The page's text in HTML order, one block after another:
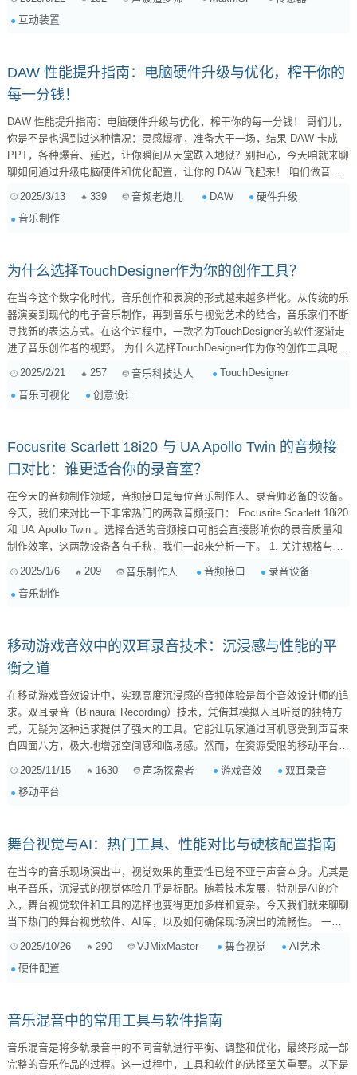
处理框架，希望能帮你高效地标准化输入，并确保Max/MSP稳定、低延迟
地接收与处理。 核心理念：数据预处理管道与抽象层 解决问题的关键在于
互动装置
DAW 性能提升指南：电脑硬件升级与优化，榨干你的
每一分钱！
DAW 性能提升指南：电脑硬件升级与优化，榨干你的每一分钱！ 哥们儿，
你是不是也遇到过这种情况：灵感爆棚，准备大干一场，结果 DAW 卡成
PPT，各种爆音、延迟，让你瞬间从天堂跌入地狱？别担心，今天咱就来聊
聊如何通过升级电脑硬件和优化配置，让你的 DAW 飞起来！ 咱们做音乐
场，创作出更牛逼的作品。但如果这匹马老弱病残，那咱就只能望洋兴叹
了。所以，给 DAW 升级硬件，就像给战马换上更强劲的引擎和更舒适的马
2025/3/13 339 音频老炮儿 DAW
硬件升级
音乐制作
为什么选择TouchDesigner作为你的创作工具？
在当今这个数字化时代，音乐创作和表演的形式越来越多样化。从传统的乐
器演奏到现代的电子音乐制作，再到音乐与视觉艺术的结合，音乐家们不断
寻找新的表达方式。在这个过程中，一款名为TouchDesigner的软件逐渐走
进了音乐创作者的视野。 为什么选择TouchDesigner作为你的创作工具呢？
音乐、视频、动画等多种元素融合在一起，创造出独特的视听体验。对于音
乐创作者来说，这无疑是一个巨大的吸引力。你可以通过TouchDesigner将
2025/2/21 257 音乐科技达人
TouchDesigner
音乐可视化
创意设计
Focusrite Scarlett 18i20 与 UA Apollo Twin 的音频接
口对比：谁更适合你的录音室？
在今天的音频制作领域，音频接口是每位音乐制作人、录音师必备的设备。
今天，我们来对比一下非常热门的两款音频接口： Focusrite Scarlett 18i20
和 UA Apollo Twin 。选择合适的音频接口可能会直接影响你的录音质量和
制作效率，这两款设备各有千秋，我们一起来分析一下。 1. 关注规格与功
能 Focusrite Scarlett 18i20 输入/输出通道 ：拥...
2025/1/6 209 音乐制作人 音频接口
录音设备
音乐制作
移动游戏音效中的双耳录音技术：沉浸感与性能的平
衡之道
在移动游戏音效设计中，实现高度沉浸感的音频体验是每个音效设计师的追
求。双耳录音（Binaural Recording）技术，凭借其模拟人耳听觉的独特方
式，无疑为这种追求提供了强大的工具。它能让玩家通过耳机感受到声音来
自四面八方，极大地增强空间感和临场感。然而，在资源受限的移动平台
音的核心在于模拟人头传输函数（HRTF），通过在人头模型耳道处放置微
2025/11/15 1630 声场探索者 游戏音效
双耳录音
移动平台
舞台视觉与AI：热门工具、性能对比与硬核配置指南
在当今的音乐现场演出中，视觉效果的重要性已经不亚于声音本身。尤其是
电子音乐，沉浸式的视觉体验几乎是标配。随着技术发展，特别是AI的介
入，舞台视觉软件和工具的选择也变得更加多样和复杂。今天我们就来聊聊
当下热门的舞台视觉软件、AI库，以及如何确保现场演出的流畅性。 一、
一，专为VJ设计，操作直观，上手快。支持实时混合视频片段、效果、素
材，可以与MIDI控制器、...
2025/10/26 290 VJMixMaster 舞台视觉
AI艺术
硬件配置
音乐混音中的常用工具与软件指南
音乐混音是将多轨录音中的不同音轨进行平衡、调整和优化，最终形成一部
完整的音乐作品的过程。这一过程中，工具和软件的选择至关重要。以下是